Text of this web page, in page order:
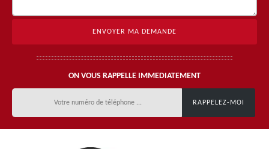
ON VOUS RAPPELLE IMMEDIATEMENT